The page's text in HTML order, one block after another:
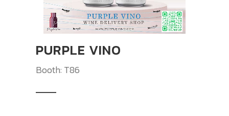
PURPLE VINO
Booth: T86